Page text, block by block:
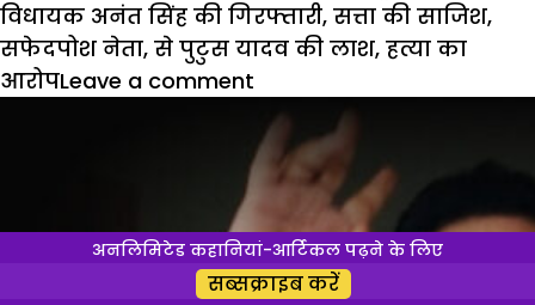
विधायक अनंत सिंह की गिरफ्तारी, सत्ता की साजिश,
सफेदपोश नेता, से पुटुस यादव की लाश, हत्या का
आरोपLeave a comment
अनलिमिटेड कहानियां-आर्टिकल पढ़ने के लिए
सब्सक्राइब करें